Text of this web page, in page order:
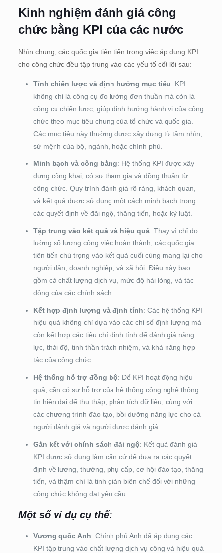
Kinh nghiệm đánh giá công
chức bằng KPI của các nước
Nhìn chung, các quốc gia tiên tiến trong việc áp dụng KPI
cho công chức đều tập trung vào các yếu tố cốt lõi sau:
Tính chiến lược và định hướng mục tiêu: KPI
không chỉ là công cụ đo lường đơn thuần mà còn là
công cụ chiến lược, giúp định hướng hành vi của công
chức theo mục tiêu chung của tổ chức và quốc gia.
Các mục tiêu này thường được xây dựng từ tầm nhìn,
sứ mệnh của bộ, ngành, hoặc chính phủ.
Minh bạch và công bằng: Hệ thống KPI được xây
dựng công khai, có sự tham gia và đồng thuận từ
công chức. Quy trình đánh giá rõ ràng, khách quan,
và kết quả được sử dụng một cách minh bạch trong
các quyết định về đãi ngộ, thăng tiến, hoặc kỷ luật.
Tập trung vào kết quả và hiệu quả: Thay vì chỉ đo
lường số lượng công việc hoàn thành, các quốc gia
tiên tiến chú trọng vào kết quả cuối cùng mang lại cho
người dân, doanh nghiệp, và xã hội. Điều này bao
gồm cả chất lượng dịch vụ, mức độ hài lòng, và tác
động của các chính sách.
Kết hợp định lượng và định tính: Các hệ thống KPI
hiệu quả không chỉ dựa vào các chỉ số định lượng mà
còn kết hợp các tiêu chí định tính để đánh giá năng
lực, thái độ, tinh thần trách nhiệm, và khả năng hợp
tác của công chức.
Hệ thống hỗ trợ đồng bộ: Để KPI hoạt động hiệu
quả, cần có sự hỗ trợ của hệ thống công nghệ thông
tin hiện đại để thu thập, phân tích dữ liệu, cùng với
các chương trình đào tạo, bồi dưỡng năng lực cho cả
người đánh giá và người được đánh giá.
Gắn kết với chính sách đãi ngộ: Kết quả đánh giá
KPI được sử dụng làm căn cứ để đưa ra các quyết
định về lương, thưởng, phụ cấp, cơ hội đào tạo, thăng
tiến, và thậm chí là tinh giản biên chế đối với những
công chức không đạt yêu cầu.
Một số ví dụ cụ thể:
Vương quốc Anh: Chính phủ Anh đã áp dụng các
KPI tập trung vào chất lượng dịch vụ công và hiệu quả